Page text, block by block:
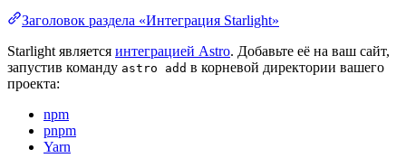
Заголовок раздела «Интеграция Starlight»
Starlight является интеграцией Astro. Добавьте её на ваш сайт,
запустив команду astro add в корневой директории вашего
проекта:
npm
pnpm
Yarn